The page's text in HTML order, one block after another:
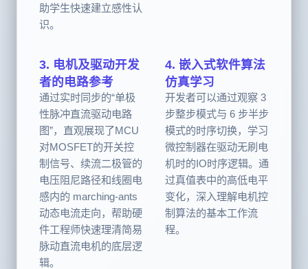
去枯燥的公式推导，帮
助学生快速建立感性认
3. 电机及驱动开发
者的电路参考
通过实时同步的“单极
性脉冲直流驱动电路
图”，直观展现了MCU
对MOSFET的开关控
制信号、续流二极管的
电压阻尼路径和线圈电
感内的 marching-ants
动态电流走向，帮助硬
件工程师快速理清简易
脉动直流电机的底层逻
4. 嵌入式软件算法
仿真学习
开发者可以通过观察 3
步整步模式与 6 步半步
模式的时序切换，学习
微控制器在驱动无刷电
机时的IO时序逻辑。通
过真值表中的高低电平
变化，深入理解电机控
制算法的基本工作流